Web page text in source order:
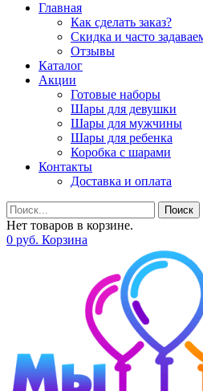
Главная
Как сделать заказ?
Скидка и часто
Отзывы
Каталог
Акции
Готовые наборы
Шары для девушки
Шары для мужчины
Шары для ребенка
Коробка с шарами
Контакты
Доставка и оплата
Поиск
Нет товаров в корзине.
0 руб. Корзина